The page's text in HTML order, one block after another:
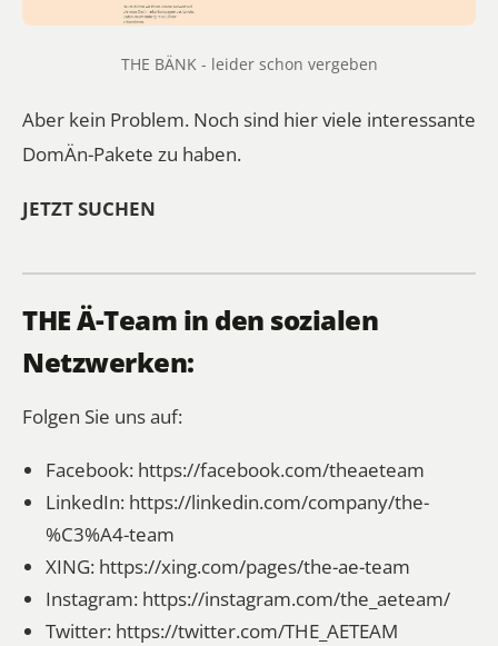
THE BÄNK - leider schon vergeben
Aber kein Problem. Noch sind hier viele interessante
DomÄn-Pakete zu haben.
JETZT SUCHEN
THE Ä-Team in den sozialen
Netzwerken:
Folgen Sie uns auf:
Facebook: https://facebook.com/theaeteam
LinkedIn: https://linkedin.com/company/the-
%C3%A4-team
XING: https://xing.com/pages/the-ae-team
Instagram: https://instagram.com/the_aeteam/
Twitter: https://twitter.com/THE_AETEAM